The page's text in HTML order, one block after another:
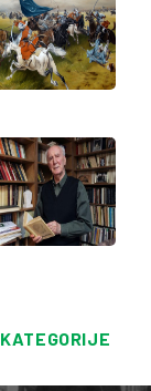
KATEGORIJE